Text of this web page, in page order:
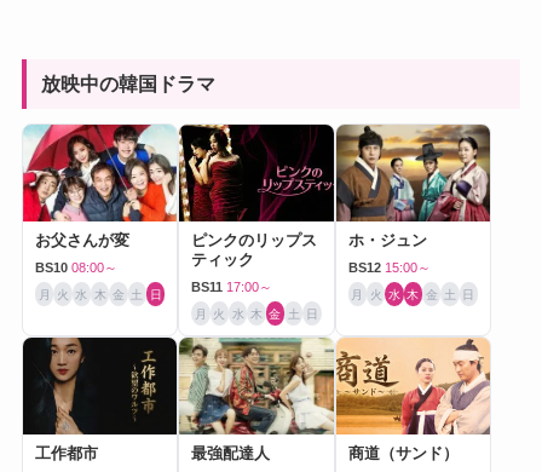
放映中の韓国ドラマ
お父さんが変
BS10 08:00～
月 火 水 木 金 土 日
ピンクのリップス
ティック
BS11 17:00～
月 火 水 木 金 土 日
ホ・ジュン
BS12 15:00～
月 火 水 木 金 土 日
工作都市 最強配達人 商道（サンド）